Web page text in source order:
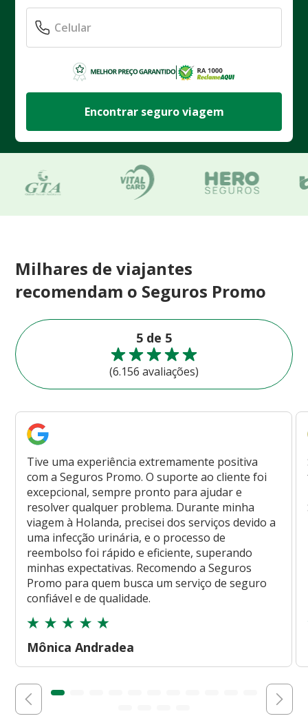
Encontrar seguro viagem
Milhares de viajantes
recomendam o Seguros Promo
5 de 5
(6.156 avaliações)
Tive uma experiência extremamente positiva
com a Seguros Promo. O suporte ao cliente foi
excepcional, sempre pronto para ajudar e
resolver qualquer problema. Durante minha
viagem à Holanda, precisei dos serviços devido a
uma infecção urinária, e o processo de
reembolso foi rápido e eficiente, superando
minhas expectativas. Recomendo a Seguros
Promo para quem busca um serviço de seguro
confiável e de qualidade.
Mônica Andradea